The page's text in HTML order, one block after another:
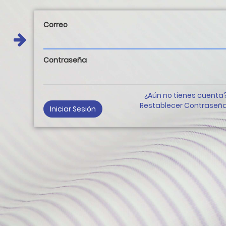
Correo
Contraseña
¿Aún no tienes
Restablecer
Iniciar Sesión